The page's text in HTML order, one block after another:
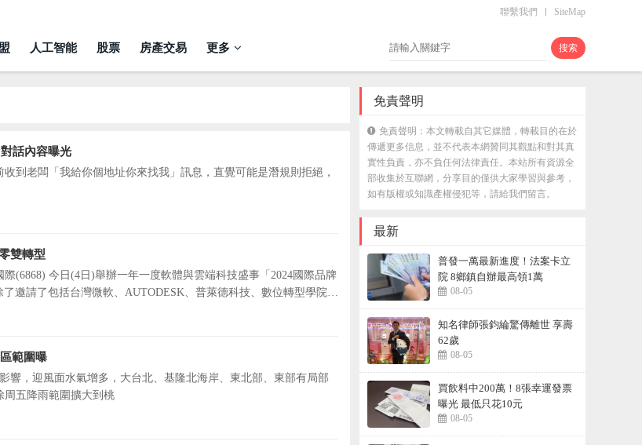
聯繫我們 SiteMap
人工智能 股票 房產交易 更多
話內容曝光
到老闆「我給你個地址你來找我」訊息，直覺可能是潛規則拒絕，
雙轉型
(6868) 今日(4日)舉辦一年一度軟體與雲端科技盛事「2024國際品牌
邀請了包括台灣微軟、AUTODESK、普萊德科技、數位轉型學院等
自包括台灣、日本、新加坡、香港
範圍曝
響，迎風面水氣增多，大台北、基隆北海岸、東北部、東部有局部
周五降雨範圍擴大到桃
免責聲明
免責聲明：本文轉載自其它媒體，轉載目的在於
傳遞更多信息，並不代表本網贊同其觀點和對其真
實性負責，亦不負任何法律責任。本站所有資源全
部收集於互聯網，分享目的僅供大家學習與參考，
如有版權或知識產權侵犯等，請給我們留言。
最新
普發一萬最新進度！法案卡立
院 8鄉鎮自辦最高領1萬
08-05
知名律師張鈞綸驚傳離世 享壽
62歲
08-05
買飲料中200萬！8張幸運發票
曝光 最低只花10元
08-05